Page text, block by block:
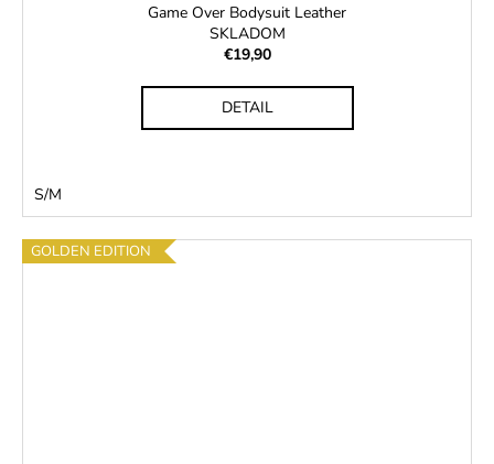
Game Over Bodysuit Leather
SKLADOM
€19,90
DETAIL
S/M
GOLDEN EDITION